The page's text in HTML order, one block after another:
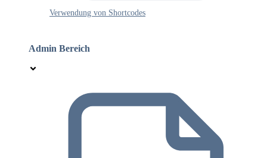
Verwendung von Shortcodes
Admin Bereich